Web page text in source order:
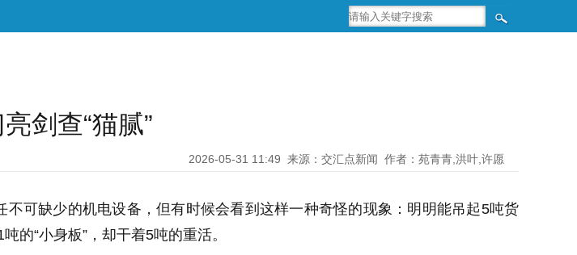
剑查“猫腻”
2026-05-31 11:49 来源：交汇点新闻 作者：苑青青,洪叶,许愿
可缺少的机电设备，但有时候会看到这样一种奇怪的现象：明明能吊起5吨货
的“小身板”，却干着5吨的重活。